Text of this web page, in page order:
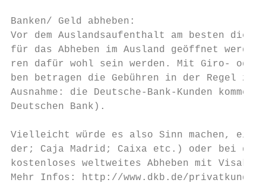
Banken/ Geld abheben:
Vor dem Auslandsaufenthalt am besten die
für das Abheben im Ausland geöffnet
ren dafür wohl sein werden. Mit Giro-
ben betragen die Gebühren in der Regel
Ausnahme: die Deutsche-Bank-Kunden
Deutschen Bank).
Vielleicht würde es also Sinn machen, ein
der; Caja Madrid; Caixa etc.) oder bei der
kostenloses weltweites Abheben mit
Mehr Infos: http://www.dkb.de/